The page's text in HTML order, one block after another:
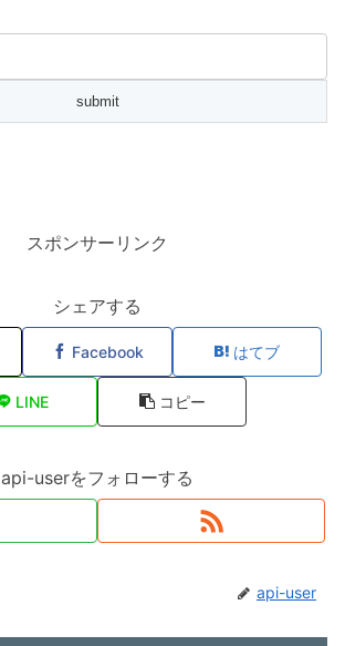
スポンサーリンク
シェアする
Facebook はてブ
LINE コピー
api-userをフォローする
api-user